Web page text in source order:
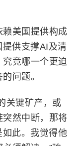
美国提供构成
供支撑AI及清
竟哪一个更迫
问题。
关键矿产，或
然中断，那将
此。我觉得他